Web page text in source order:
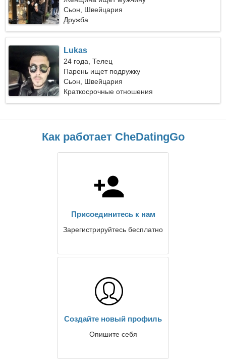
Сьон, Швейцария
Дружба
Lukas
24 года, Телец
Парень ищет подружку
Сьон, Швейцария
Краткосрочные отношения
Как работает CheDatingGo
Присоединитесь к нам
Зарегистрируйтесь бесплатно
Создайте новый профиль
Опишите себя